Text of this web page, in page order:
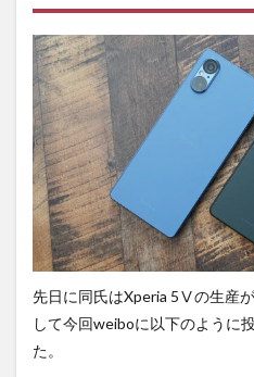
能性
2
PR)
購入
は待
ち時
間・
手数
料不
要の
オン
ライ
ョッ
プが
す
先日に同氏はXperia 5Ⅴの生産
して今回weiboに以下のように
た。